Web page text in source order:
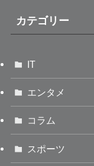
カテゴリー
IT
エンタメ
コラム
スポーツ